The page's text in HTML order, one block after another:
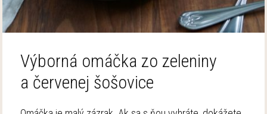
Výborná omáčka zo zeleniny
a červenej šošovice